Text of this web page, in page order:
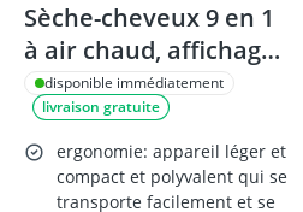
Sèche-cheveux 9 en 1
à air chaud, affichage
numérique et ionique,
3 réglages
chaleur/froid, léger
disponible immédiatement
livraison gratuite
ergonomie: appareil léger et
compact et polyvalent qui se
transporte facilement et se